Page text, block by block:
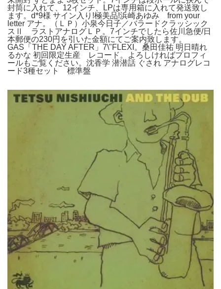
封筒に入れて、12インチ、LPは専用箱に入れて発送致し
ます。d*9様 サイン入り!極美品!浜崎あゆみ from your
letter アナ。（ＬＰ）小泉今日子／バラードクラッシック
スⅡ ラストアナログＬＰ。7インチでしたら佐川急便/日
本郵便の230円を引いた金額にてご案内致します。
GAS「THE DAY AFTER」7\"FLEXI。桑田佳祐 明日晴れ
るかな 初回限定生産 レコード。よろしければプロフィ
ールもご覧ください。沈香学 潜潜話 ぐされ アナログレコ
ード3種セット 標準盤